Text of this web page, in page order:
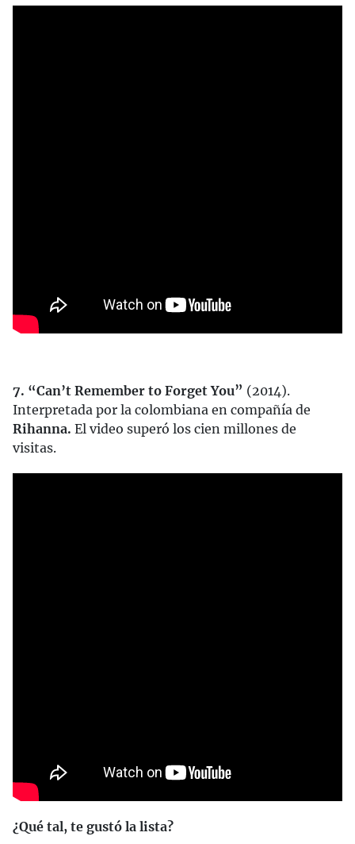
7. “Can’t Remember to Forget You” (2014).
Interpretada por la colombiana en compañía de
Rihanna. El video superó los cien millones de
visitas.
¿Qué tal, te gustó la lista?